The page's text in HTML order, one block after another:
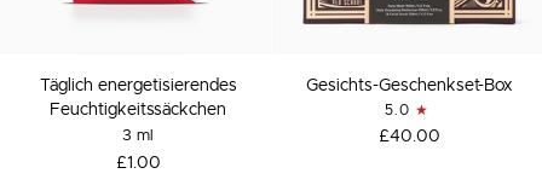
Täglich
energetisierendes
Feuchtigkeitssäckchen
Täglich energetisierendes
Feuchtigkeitssäckchen
3 ml
£1.00
Gesichts-
Gesichts-Geschenkset-Box
5.0
£40.00